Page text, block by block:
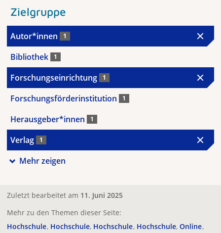
Zielgruppe
Autor*innen 1
Bibliothek 1
Forschungseinrichtung 1
Forschungsförderinstitution 1
Herausgeber*innen 1
Verlag 1
Mehr zeigen
Zuletzt bearbeitet am 11. Juni 2025
Mehr zu den Themen dieser Seite:
Hochschule Hochschule Hochschule Hochschule Online